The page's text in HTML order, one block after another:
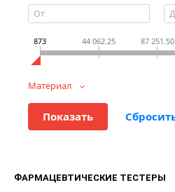
873 44 062.25 87 251.50
Материал
ФАРМАЦЕВТИЧЕСКИЕ ТЕСТЕРЫ